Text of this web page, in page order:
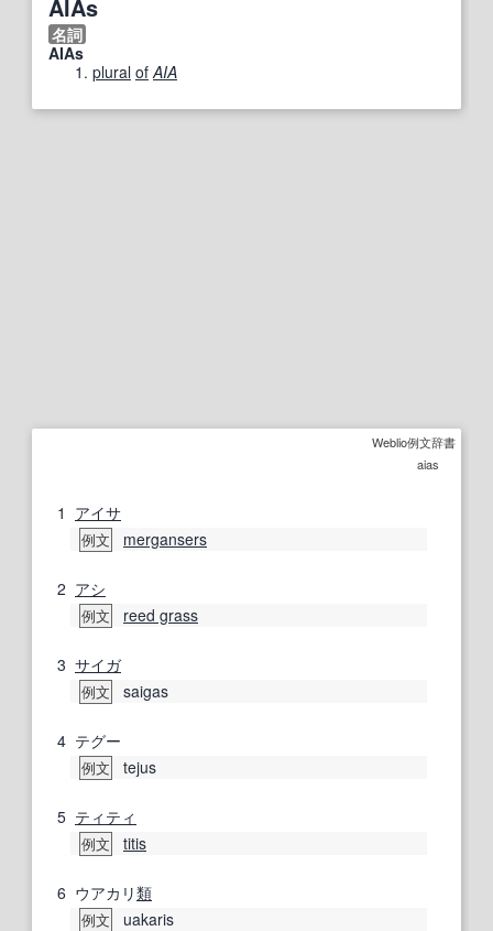
AIAs
名詞
AIAs
plural of AIA
Weblio例文辞書
aias
1 アイサ
例文 mergansers
2 アシ
例文 reed grass
3 サイガ
例文 saigas
4 テグー
例文 tejus
5 ティティ
例文 titis
6 ウアカリ類
例文 uakaris